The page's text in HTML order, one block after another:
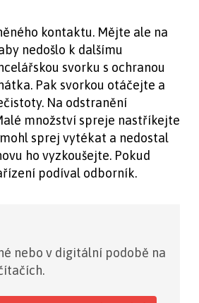
kontaktu. Mějte ale na
nedošlo k dalšímu
svorku s ochranou
Pak svorkou otáčejte a
Na odstranění
množství spreje nastříkejte
sprej vytékat a nedostal
ho vyzkoušejte. Pokud
podíval odborník.
nebo v digitální podobě na